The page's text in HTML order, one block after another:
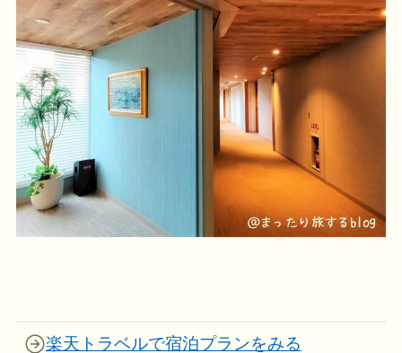
楽天トラベルで宿泊プランをみる